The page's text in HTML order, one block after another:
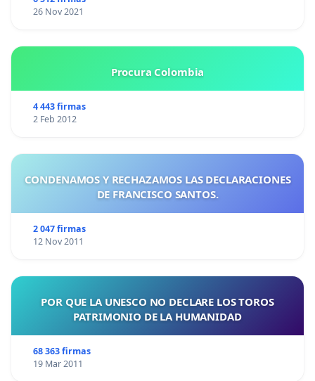
26 Nov 2021
Procura Colombia
4 443 firmas
2 Feb 2012
CONDENAMOS Y RECHAZAMOS LAS DECLARACIONES
DE FRANCISCO SANTOS.
2 047 firmas
12 Nov 2011
POR QUE LA UNESCO NO DECLARE LOS TOROS
PATRIMONIO DE LA HUMANIDAD
68 363 firmas
19 Mar 2011